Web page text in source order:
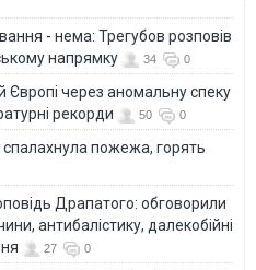
- нема: Трегубов розповів
напрямку
34 0
Європі через аномальну спеку
рекорди
50 0
спалахнула пожежа, горять
Драпатого: обговорили
антибалістику, далекобійні
27 0